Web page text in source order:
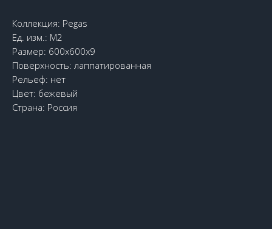
Коллекция: Pegas
Ед. изм.: М2
Размер: 600х600х9
Поверхность: лаппатированная
Рельеф: нет
Цвет: бежевый
Страна: Россия